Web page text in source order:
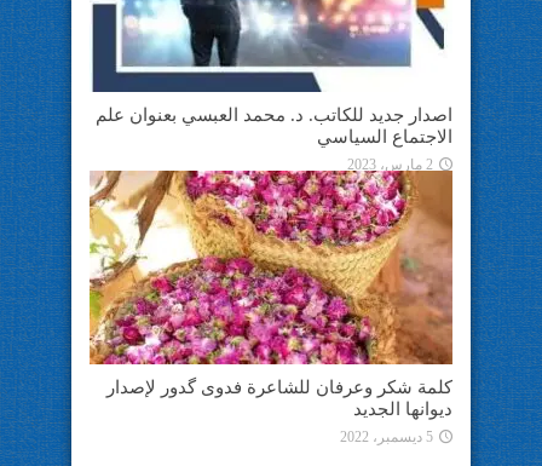
اصدار جديد للكاتب. د. محمد العبسي بعنوان علم
الاجتماع السياسي
2 مارس، 2023
كلمة شكر وعرفان للشاعرة فدوى گدور لإصدار
ديوانها الجديد
5 ديسمبر، 2022